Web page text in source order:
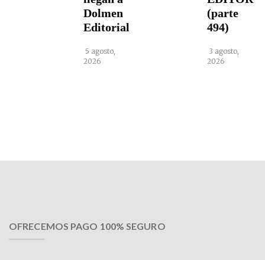
Dolmen
Editorial
5 agosto,
2026
(parte
494)
3 agosto,
2026
OFRECEMOS PAGO 100% SEGURO